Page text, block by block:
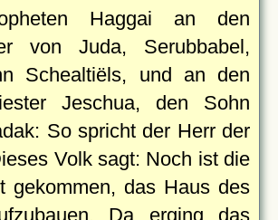
Haggai an den
von Juda, Serubbabel,
Schealtiëls, und an den
Jeschua, den Sohn
So spricht der Herr der
Volk sagt: Noch ist die
gekommen, das Haus des
Da erging das